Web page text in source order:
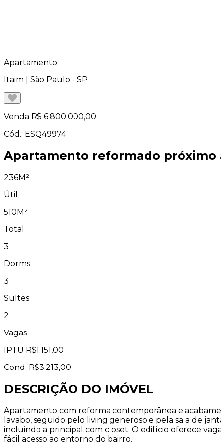
Apartamento
Itaim | São Paulo - SP
Venda R$ 6.800.000,00
Cód.: ESQ49974
Apartamento reformado próximo
236M²
Útil
510M²
Total
3
Dorms.
3
Suítes
2
Vagas
IPTU R$1.151,00
Cond. R$3.213,00
DESCRIÇÃO DO IMÓVEL
Apartamento com reforma contemporânea e
lavabo, seguido pelo living generoso e pela sala de
incluindo a principal com closet. O edifício oferece
fácil acesso ao entorno do bairro.